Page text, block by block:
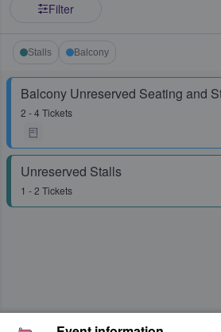
Filter
Stalls Balcony
2 - 4 Tickets
Unreserved Stalls
1 - 2 Tickets